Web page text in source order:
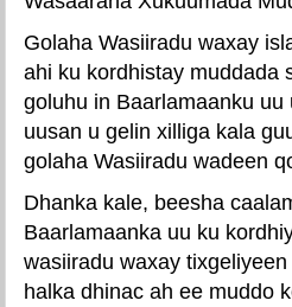
Golaha Wasiiradu waxay
ahi ku kordhistay muddada
goluhu in Baarlamaanku
uusan u gelin xilliga kala
golaha Wasiiradu wadeen
Dhanka kale, beesha
Baarlamaanka uu ku
wasiiradu waxay
halka dhinac ah ee muddo